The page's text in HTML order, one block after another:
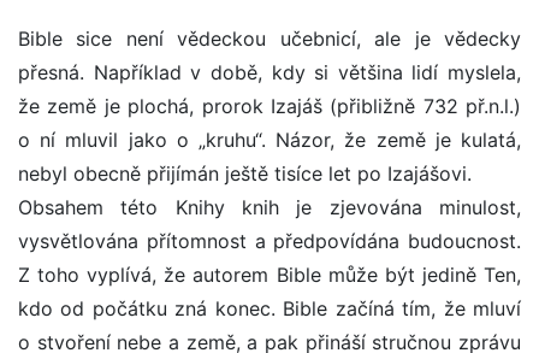
Bible sice není vědeckou učebnicí, ale je vědecky
přesná. Například v době, kdy si většina lidí myslela,
že země je plochá, prorok Izajáš (přibližně 732 př.n.l.)
o ní mluvil jako o „kruhu“. Názor, že země je kulatá,
nebyl obecně přijímán ještě tisíce let po Izajášovi.
Obsahem této Knihy knih je zjevována minulost,
vysvětlována přítomnost a předpovídána budoucnost.
Z toho vyplívá, že autorem Bible může být jedině Ten,
kdo od počátku zná konec. Bible začíná tím, že mluví
o stvoření nebe a země, a pak přináší stručnou zprávu